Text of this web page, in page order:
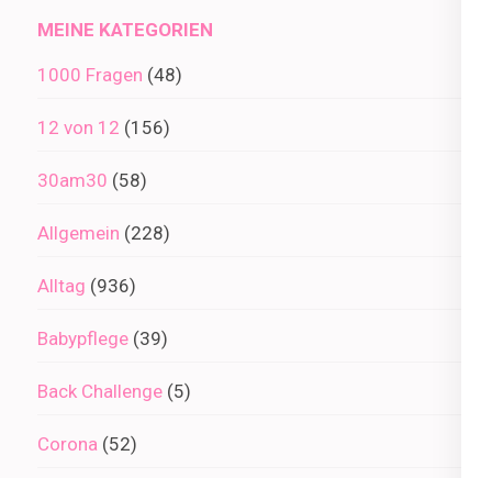
MEINE KATEGORIEN
1000 Fragen (48)
12 von 12 (156)
30am30 (58)
Allgemein (228)
Alltag (936)
Babypflege (39)
Back Challenge (5)
Corona (52)